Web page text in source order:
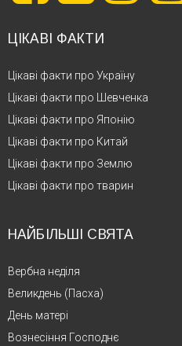
ЦІКАВІ ФАКТИ
Цікаві факти про Україну
Цікаві факти про Шевченка
Цікаві факти про Японію
Цікаві факти про Китай
Цікаві факти про Землю
Цікаві факти про тварин
НАЙБІЛЬШІ СВЯТА
Вербна неділя
Великдень (Пасха)
День матері
Вознесіння Господнє